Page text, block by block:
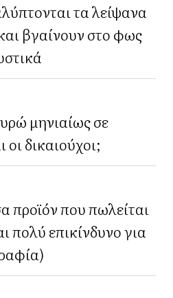
τα λείψανα
βγαίνουν στο φως
μηνιαίως σε
οι δικαιούχοι;
προϊόν που πωλείται
πολύ επικίνδυνο για